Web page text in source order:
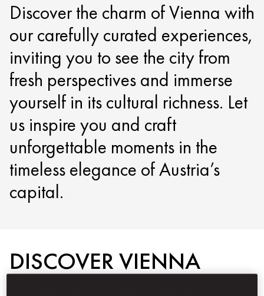
Discover the charm of Vienna with
our carefully curated experiences,
inviting you to see the city from
fresh perspectives and immerse
yourself in its cultural richness. Let
us inspire you and craft
unforgettable moments in the
timeless elegance of Austria’s
capital.
DISCOVER VIENNA